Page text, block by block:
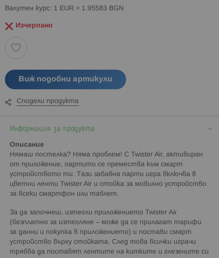
Валутен курс: 1 EUR = 1.95583 BGN
Изчерпано
Виж подобни артикули
Сподели продукта
Информация за продукта
Описание
Нямаш постелка? Няма проблем! С Twister Air, активиран
от приложение, партито се премества към смарт
устройството ти. Тази забавна парти игра включва 8
цветни ленти Twister Air и стойка за мобилно устройство
за всеки смартфон или таблет.
За да започнеш, изтегли приложението Twister Air
(безплатно за изтегляне – може да се прилагат тарифи
за данни и покупка в приложението) и постави смарт
устройство върху стойката. След това всички играчи
трябва да поставят лентите на китките и глезените си